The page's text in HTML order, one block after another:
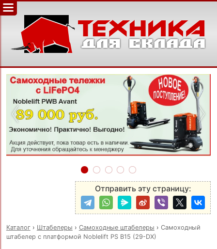
‹ ›
Отправить эту страницу:
Каталог› Штабелеры › Самоходные штабелеры › Самоходный
штабелер с платформой Noblelift PS B15 (29-DX)